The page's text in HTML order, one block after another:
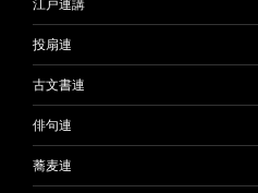
江戸連講
投扇連
古文書連
俳句連
蕎麦連